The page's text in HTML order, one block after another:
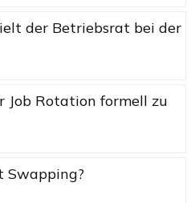
der Betriebsrat bei der
Job Rotation formell zu
Swapping?